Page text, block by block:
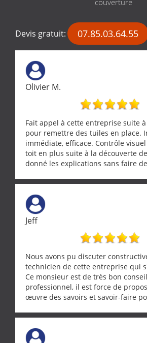
Devis gratuit: 07.85.03.64.55
Olivier M.
Fait appel à cette entreprise suite
pour remettre des tuiles en place.
immédiate, efficace. Contrôle
toit en plus suite à la découverte
donné les explications sans faire
Jeff
Nous avons pu discuter
technicien de cette entreprise qui
Ce monsieur est de très bon
professionnel, il est force de
œuvre des savoirs et savoir-faire
demande de l écoute et de la
ne se trouve que chez les
Merci a ce monsieur pour sa